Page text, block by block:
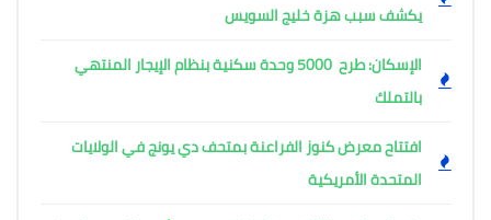
يكشف سبب هزة خليج السويس
الإسكان: طرح 5000 وحدة سكنية بنظام الإيجار المنتهي
بالتملك
افتتاح معرض كنوز الفراعنة بمتحف دي يونج في الولايات
المتحدة الأمريكية